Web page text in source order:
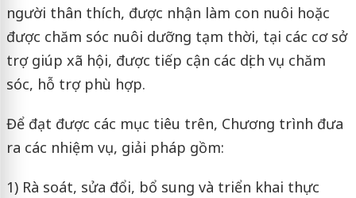
người thân thích, được nhận làm con nuôi hoặc
được chăm sóc nuôi dưỡng tạm thời, tại các cơ sở
trợ giúp xã hội, được tiếp cận các dịch vụ chăm
sóc, hỗ trợ phù hợp.
Để đạt được các mục tiêu trên, Chương trình đưa
ra các nhiệm vụ, giải pháp gồm:
1) Rà soát, sửa đổi, bổ sung và triển khai thực